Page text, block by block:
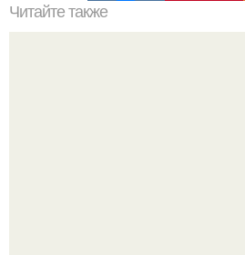
Читайте также